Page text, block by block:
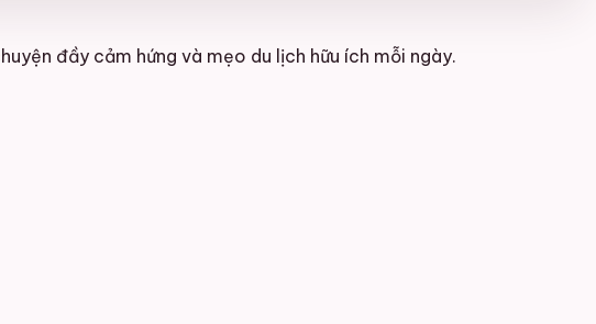
đầy cảm hứng và mẹo du lịch hữu ích mỗi ngày.